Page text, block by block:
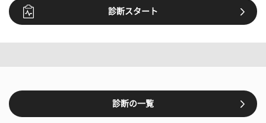
診断スタート
診断の一覧